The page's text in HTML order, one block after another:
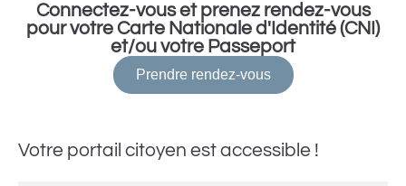
Connectez-vous et prenez rendez-vous
pour votre Carte Nationale d'Identité (CNI)
et/ou votre Passeport
Prendre rendez-vous
Votre portail citoyen est accessible !